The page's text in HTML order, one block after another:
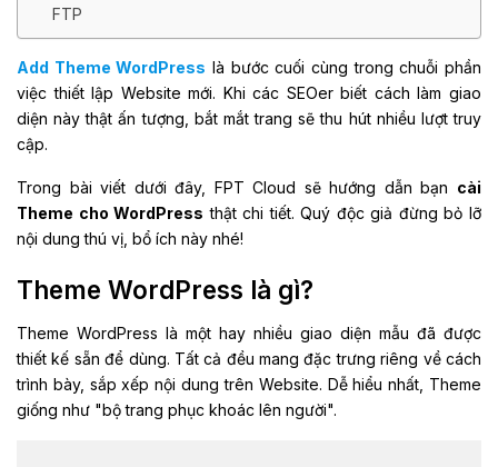
FTP
Add Theme WordPress là bước cuối cùng trong chuỗi phần
việc thiết lập Website mới. Khi các SEOer biết cách làm giao
diện này thật ấn tượng, bắt mắt trang sẽ thu hút nhiều lượt truy
cập.
Trong bài viết dưới đây, FPT Cloud sẽ hướng dẫn bạn cài
Theme cho WordPress thật chi tiết. Quý độc giả đừng bỏ lỡ
nội dung thú vị, bổ ích này nhé!
Theme WordPress là gì?
Theme WordPress là một hay nhiều giao diện mẫu đã được
thiết kế sẵn để dùng. Tất cả đều mang đặc trưng riêng về cách
trình bày, sắp xếp nội dung trên Website. Dễ hiểu nhất, Theme
giống như "bộ trang phục khoác lên người".